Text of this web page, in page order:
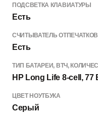
ПОДСВЕТКА КЛАВИАТУРЫ
Есть
СЧИТЫВАТЕЛЬ
Есть
ТИП БАТАРЕИ, ВТЧ,
HP Long Life 8-cell,
ЦВЕТ НОУТБУКА
Серый